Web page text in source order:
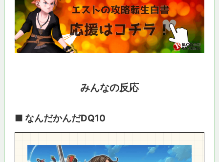
みんなの反応
■ なんだかんだDQ10